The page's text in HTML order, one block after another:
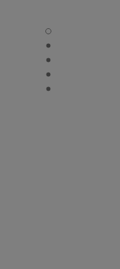
LE CORRECTEUR
LE CORRECTEUR
LE CORRECTEUR
LE CORRECTEUR
LE